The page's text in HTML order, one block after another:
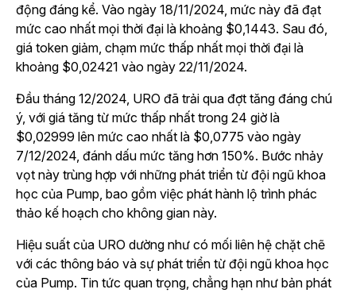
động đáng kể. Vào ngày 18/11/2024, mức này đã đạt
mức cao nhất mọi thời đại là khoảng $0,1443. Sau đó,
giá token giảm, chạm mức thấp nhất mọi thời đại là
khoảng $0,02421 vào ngày 22/11/2024.
Đầu tháng 12/2024, URO đã trải qua đợt tăng đáng chú
ý, với giá tăng từ mức thấp nhất trong 24 giờ là
$0,02999 lên mức cao nhất là $0,0775 vào ngày
7/12/2024, đánh dấu mức tăng hơn 150%. Bước nhảy
vọt này trùng hợp với những phát triển từ đội ngũ khoa
học của Pump, bao gồm việc phát hành lộ trình phác
thảo kế hoạch cho không gian này.
Hiệu suất của URO dường như có mối liên hệ chặt chẽ
với các thông báo và sự phát triển từ đội ngũ khoa học
của Pump. Tin tức quan trọng, chẳng hạn như bản phát